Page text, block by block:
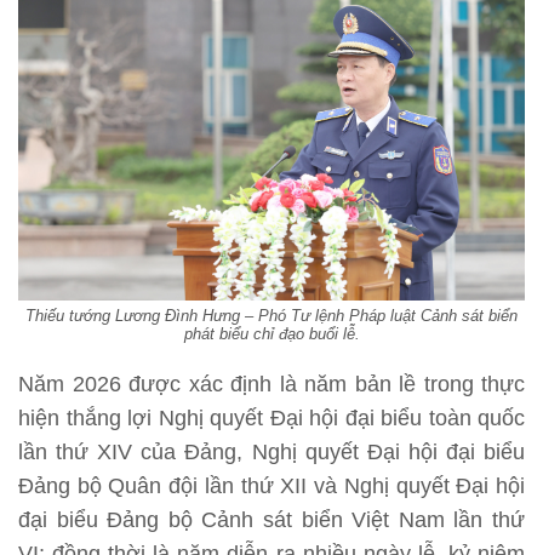
Thiếu tướng Lương Đình Hưng – Phó Tư lệnh Pháp luật Cảnh sát biển
phát biểu chỉ đạo buổi lễ.
Năm 2026 được xác định là năm bản lề trong thực
hiện thắng lợi Nghị quyết Đại hội đại biểu toàn quốc
lần thứ XIV của Đảng, Nghị quyết Đại hội đại biểu
Đảng bộ Quân đội lần thứ XII và Nghị quyết Đại hội
đại biểu Đảng bộ Cảnh sát biển Việt Nam lần thứ